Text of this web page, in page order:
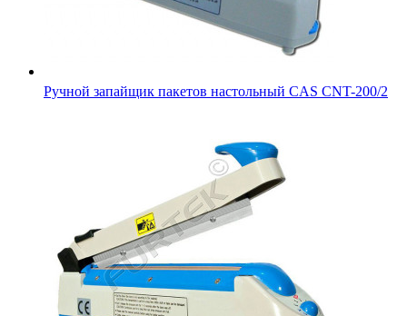
Ручной запайщик пакетов настольный CAS CNT-200/2